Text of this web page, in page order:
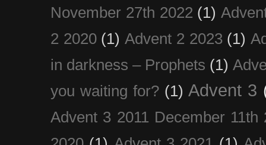
November 27th 2022 (1)
2 2020 (1) Advent 2 2023 (1)
in darkness – Prophets (1)
you waiting for? (1) Advent 3
Advent 3 2011 December 11th